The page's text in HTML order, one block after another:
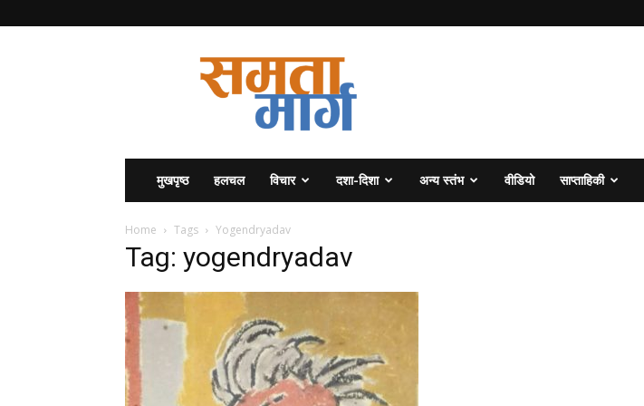
मुखपृष्ठ हलचल विचार दशा-दिशा अन्य स्तंभ वीडियो साप्ताहिकी
Home Tags Yogendryadav
Tag: yogendryadav